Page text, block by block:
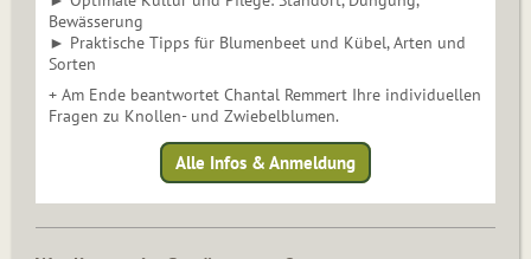
Bewässerung
► Praktische Tipps für Blumenbeet und Kübel, Arten und
Sorten
+ Am Ende beantwortet Chantal Remmert Ihre individuellen
Fragen zu Knollen- und Zwiebelblumen.
Alle Infos & Anmeldung